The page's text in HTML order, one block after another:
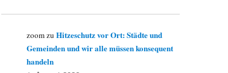
zoomzuHitzeschutz vor Ort: Städte und
Gemeinden und wir alle müssen konsequent
handeln